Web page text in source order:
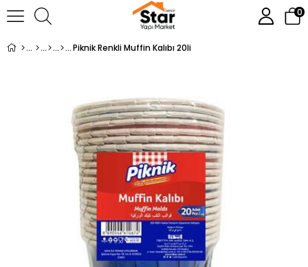
0
Piknik Renkli Muffin Kalıbı 20li